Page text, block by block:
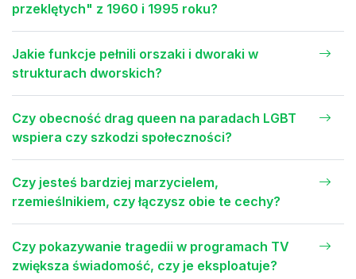
przeklętych" z 1960 i 1995 roku?
Jakie funkcje pełnili orszaki i dworaki w
strukturach dworskich?
Czy obecność drag queen na paradach LGBT
wspiera czy szkodzi społeczności?
Czy jesteś bardziej marzycielem,
rzemieślnikiem, czy łączysz obie te cechy?
Czy pokazywanie tragedii w programach TV
zwiększa świadomość, czy je eksploatuje?